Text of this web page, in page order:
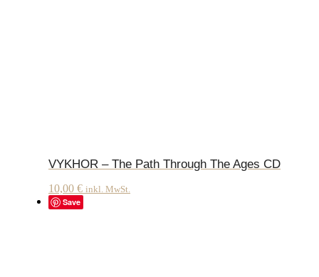
VYKHOR – The Path Through The Ages CD
10,00 € inkl. MwSt.
Save